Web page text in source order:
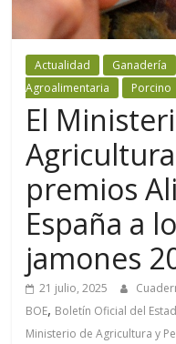
Actualidad Ganadería
Agroalimentaria
Porcino
El
premios
España a
jamones
21 julio, 2025
BOE, Boletín Oficial del
Ministerio de Agricultura y